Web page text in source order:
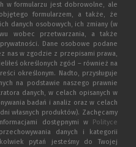
w formularzu jest dobrowolne, ale
formularzem, a także, że
danych osobowych, ich zmiany (w
wobec przetwarzania, a także
Dane osobowe podane
nas w zgodzie z przepisami prawa,
określonych zgód – również na
określonym. Nadto, przysługuje
na podstawie naszego prawnie
danych, w celach opisanych w
badań i analiz oraz w celach
własnych produktów). Zachęcamy
dostępnymi w Polityce
danych i kategorii
pytań jesteśmy do Twojej